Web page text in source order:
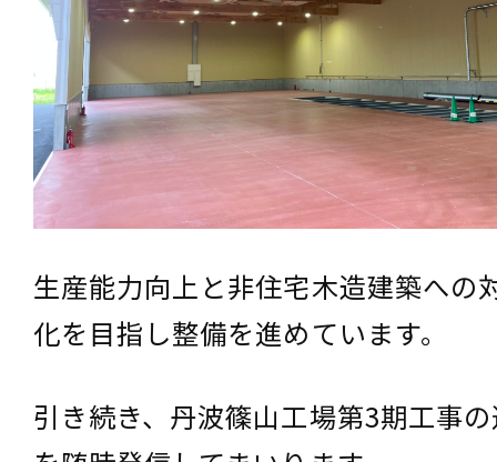
生産能力向上と非住宅木造建築への
化を目指し整備を進めています。
引き続き、丹波篠山工場第3期工事